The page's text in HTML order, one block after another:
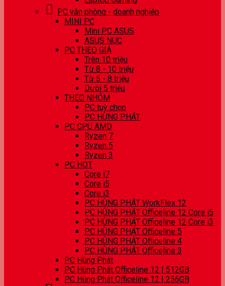
PC văn phòng - doanh nghiệp
MINI PC
Mini PC ASUS
ASUS NUC
PC THEO GIÁ
Trên 10 triệu
Từ 8 - 10 triệu
Từ 5 - 8 triệu
Dưới 5 triệu
THEO NHÓM
PC tuỳ chọn
PC HÙNG PHÁT
PC CPU AMD
Ryzen 7
Ryzen 5
Ryzen 3
PC HOT
Core i7
Core i5
Core i3
PC HÙNG PHÁT WorkFlex 12
PC HÙNG PHÁT Officeline 12 Core i5
PC HÙNG PHÁT Officeline 12 Core i3
PC HÙNG PHÁT Officeline 5
PC HÙNG PHÁT Officeline 4
PC HÙNG PHÁT Officeline 3
PC Hùng Phát
PC Hùng Phát Officeline 12 | 512GB
PC Hùng Phát Officeline 12 | 256GB